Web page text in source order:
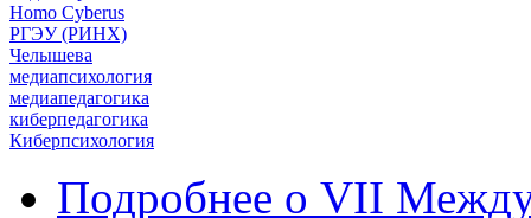
Homo Cyberus
РГЭУ (РИНХ)
Челышева
медиапсихология
медиапедагогика
киберпедагогика
Киберпсихология
Подробнее о VII